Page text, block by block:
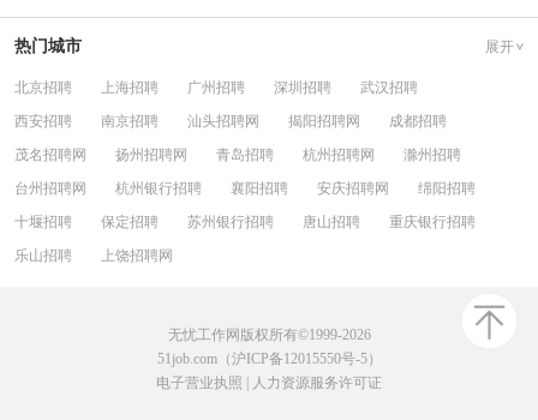
热门城市 展开
北京招聘 上海招聘 广州招聘 深圳招聘
武汉招聘
西安招聘
南京招聘 汕头招聘网 揭阳招聘网
成都招聘
茂名招聘网
扬州招聘网 青岛招聘 杭州招聘网
滁州招聘
台州招聘网
杭州银行招聘 襄阳招聘 安庆招聘网
绵阳招聘
十堰招聘
保定招聘 苏州银行招聘 唐山招聘
重庆银行招聘
乐山招聘
上饶招聘网
无忧工作网版权所有©1999-2026
51job.com（沪ICP备12015550号-5）
电子营业执照
人力资源服务许可证